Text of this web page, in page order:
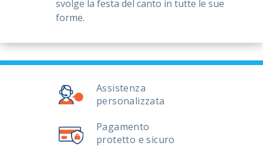
svolge la festa del canto in tutte le sue
forme.
Assistenza
personalizzata
Pagamento
protetto e sicuro